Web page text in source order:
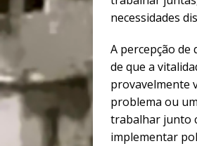
necessidades
A percepção de
de que a
provavelmente
problema ou
trabalhar junto
implementar